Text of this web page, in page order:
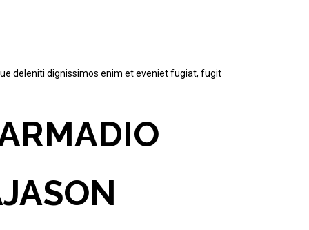
deleniti dignissimos enim et eveniet fugiat, fugit
JASON